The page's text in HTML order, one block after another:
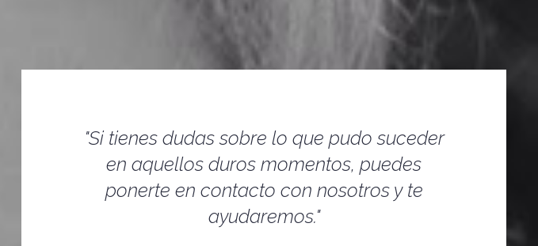
"Si tienes dudas sobre lo que pudo suceder
en aquellos duros momentos, puedes
ponerte en contacto con nosotros y te
ayudaremos."